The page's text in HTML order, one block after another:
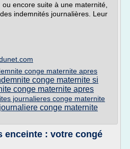
encore suite à une maternité,
indemnités journalières. Leur
conge maternite apres
conge maternite si
conge maternite apres
journalieres conge maternite
conge maternite
enceinte : votre congé